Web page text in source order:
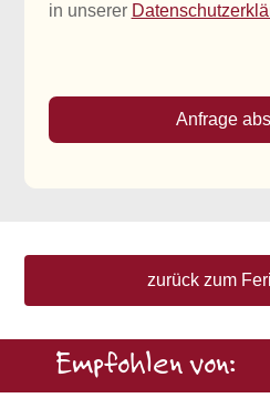
in unserer
Anfrage
zurück zum
Empfohlen von: